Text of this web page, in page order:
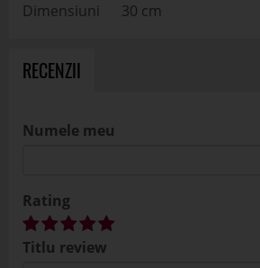
Dimensiuni 30 cm
RECENZII
Numele meu
Rating
Titlu review